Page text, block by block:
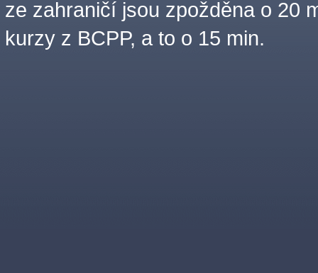
ze zahraničí jsou zpožděna o 20
kurzy z BCPP, a to o 15 min.